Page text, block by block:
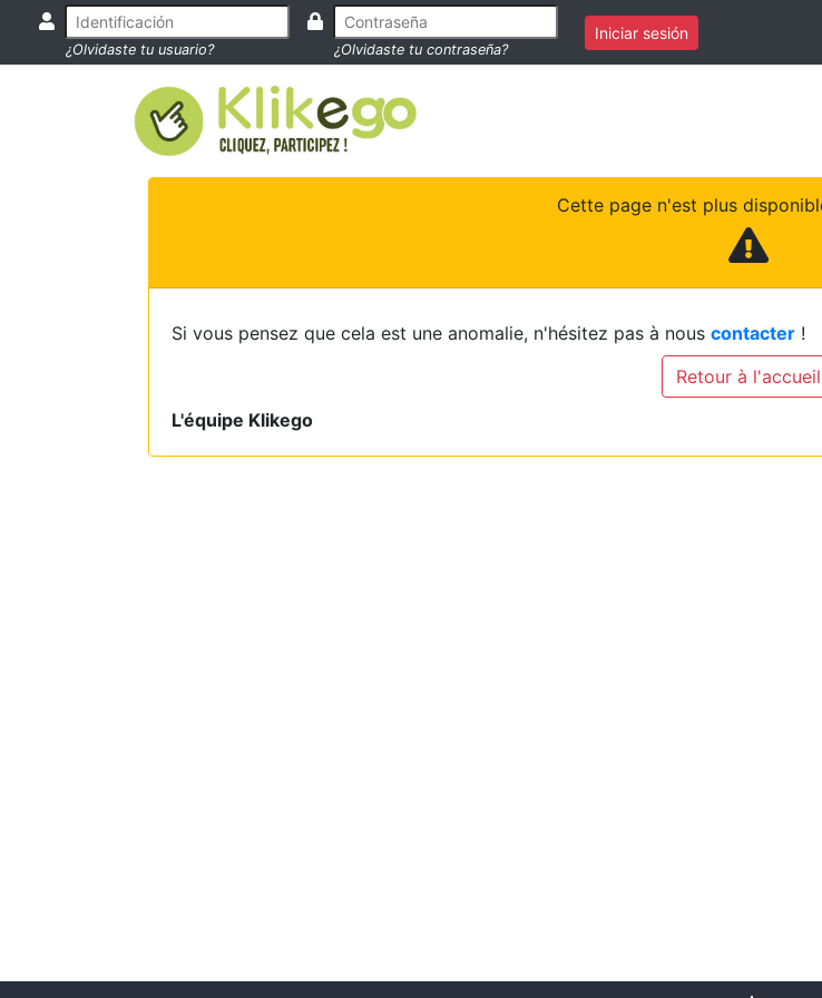
¿Olvidaste tu usuario? ¿Olvidaste tu contraseña?
Iniciar sesión
Cette page n'est plus
Si vous pensez que cela est une anomalie, n'hésitez pas à nous contacter !
Retour à l'accueil
L'équipe Klikego